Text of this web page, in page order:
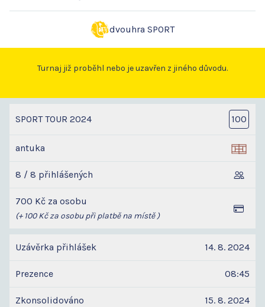
dvouhra SPORT
Turnaj již proběhl nebo je uzavřen z jiného důvodu.
SPORT TOUR 2024 100
antuka
8 / 8 přihlášených
700 Kč za osobu
(+ 100 Kč za osobu při platbě na místě )
Uzávěrka přihlášek 14. 8. 2024
Prezence 08:45
Zkonsolidováno 15. 8. 2024